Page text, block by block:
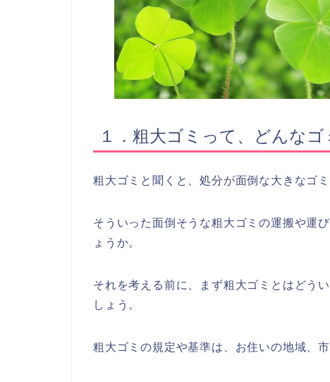
１．粗大ゴミって、どんなゴ
粗大ゴミと聞くと、処分が面倒な大きなゴミ
そういった面倒そうな粗大ゴミの運搬や運
ょうか。
それを考える前に、まず粗大ゴミとはどう
しょう。
粗大ゴミの規定や基準は、お住いの地域、